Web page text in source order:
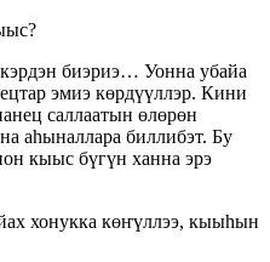
биэриэ… Уонна убайа
эмиэ көрдүүллэр. Кини
саллаатын өлөрөн
аһыналлара биллибэт. Бу
кыыс бүгүн ханна эрэ
хонукка көҥүллээ, кыыһын